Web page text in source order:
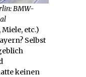
BMW-
Miele, etc.)
Selbst
keinen